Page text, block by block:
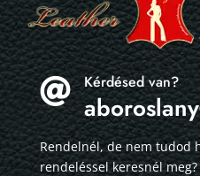
 Kérdésed van?
Rendelnél, de nem tudod
rendeléssel keresnél